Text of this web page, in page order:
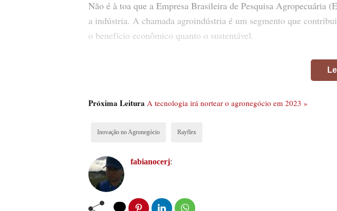
Não é à toa que a Empresa Brasileira de Pesquisa Agropecuária
a indústria. A chamada agroindústria é um segmento que
o benefício econômico quanto o sustentável.
Descubra a combinação perfeita entre o clássico Tiramisu italiano e uma xícara de café, criando…
Tecnologias como as da multinacional Rivulis, em parceria com a Gota Azul, ajudam o cafeicultor…
Aprenda como o café com canela pode ser um remédio natural para melhorar o humor…
Próxima Leitura A tecnologia irá nortear o agronegócio em 2023 »
Inovação no Agronegócio Rayflex
fabianocerj: